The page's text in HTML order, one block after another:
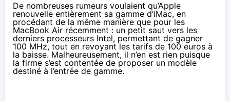
De nombreuses rumeurs voulaient qu’Apple
renouvelle entièrement sa gamme d’iMac, en
procédant de la même manière que pour les
MacBook Air récemment : un petit saut vers les
derniers processeurs Intel, permettant de gagner
100 MHz, tout en revoyant les tarifs de 100 euros à
la baisse. Malheureusement, il n’en est rien puisque
la firme s’est contentée de proposer un modèle
destiné à l’entrée de gamme.